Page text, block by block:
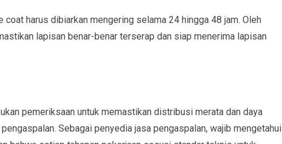
harus dibiarkan mengering selama 24 hingga 48 jam. Oleh
lapisan benar-benar terserap dan siap menerima lapisan
pemeriksaan untuk memastikan distribusi merata dan daya
Sebagai penyedia jasa pengaspalan, wajib mengetahui